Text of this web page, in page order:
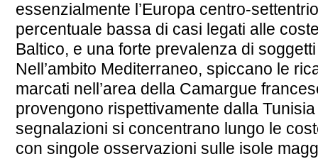
essenzialmente l’Europa centro-
percentuale bassa di casi legati alle
Baltico, e una forte prevalenza di
Nell’ambito Mediterraneo, spiccano le
marcati nell’area della Camargue
provengono rispettivamente dalla
segnalazioni si concentrano lungo le
con singole osservazioni sulle isole